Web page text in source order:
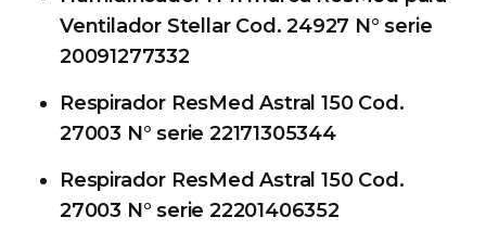
Ventilador Stellar Cod. 24927 N° serie
20091277332
Respirador ResMed Astral 150 Cod.
27003 N° serie 22171305344
Respirador ResMed Astral 150 Cod.
27003 N° serie 22201406352